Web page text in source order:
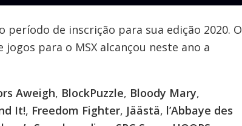
de inscrição para sua edição 2020. O
para o MSX alcançou neste ano a
Aweigh, BlockPuzzle, Bloody Mary,
It!, Freedom Fighter, Jäästä, l’Abbaye des